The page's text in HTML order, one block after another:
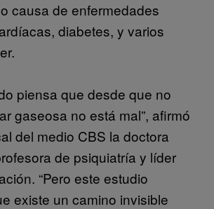
causa de enfermedades
diabetes, y varios
piensa que desde que no
gaseosa no está mal”, afirmó
del medio CBS la doctora
de psiquiatría y líder
“Pero este estudio
existe un camino invisible